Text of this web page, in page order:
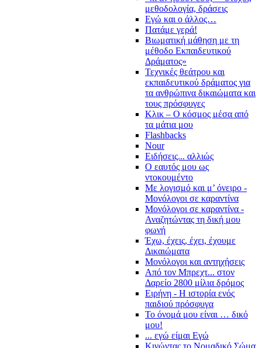
μεθοδολογία, δράσεις
Εγώ και ο άλλος…
Πατάμε γερά!
Βιωματική μάθηση με τη
μέθοδο Εκπαιδευτικού
Δράματος»
Τεχνικές θεάτρου και
εκπαιδευτικού δράματος για
τα ανθρώπινα δικαιώματα και
τους πρόσφυγες
Κλικ – Ο κόσμος μέσα από
τα μάτια μου
Flashbacks
Nour
Ειδήσεις... αλλιώς
Ο εαυτός μου ως
ντοκουμέντο
Με λογισμό και μ’ όνειρο -
Μονόλογοι σε καραντίνα
Μονόλογοι σε καραντίνα -
Αναζητώντας τη δική μου
φωνή
Έχω, έχεις, έχει, έχουμε
Δικαιώματα
Μονόλογοι και αντηχήσεις
Από τον Μπρεχτ... στον
Δαρείο 2800 μίλια δρόμος
Ειρήνη - Η ιστορία ενός
παιδιού πρόσφυγα
Το όνομά μου είναι … δικό
μου!
... εγώ είμαι Εγώ
Κινώντας το Νομαδικό Σώμα